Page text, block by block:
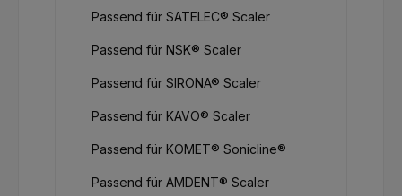
Passend für SATELEC® Scaler
Passend für NSK® Scaler
Passend für SIRONA® Scaler
Passend für KAVO® Scaler
Passend für KOMET® Sonicline®
Passend für AMDENT® Scaler